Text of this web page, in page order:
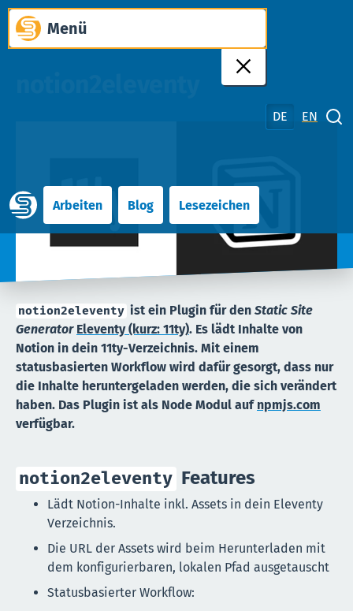
Zum
Inhalt
springen
Menü
Arbeiten Blog Lesezeichen
DE EN
notion2eleventy ist ein Plugin für den Static Site
Generator Eleventy (kurz: 11ty). Es lädt Inhalte von
Notion in dein 11ty-Verzeichnis. Mit einem
statusbasierten Workflow wird dafür gesorgt, dass nur
die Inhalte heruntergeladen werden, die sich verändert
haben. Das Plugin ist als Node Modul auf npmjs.com
verfügbar.
notion2eleventy Features
Lädt Notion-Inhalte inkl. Assets in dein Eleventy
Verzeichnis.
Die URL der Assets wird beim Herunterladen mit
dem konfigurierbaren, lokalen Pfad ausgetauscht
Statusbasierter Workflow: